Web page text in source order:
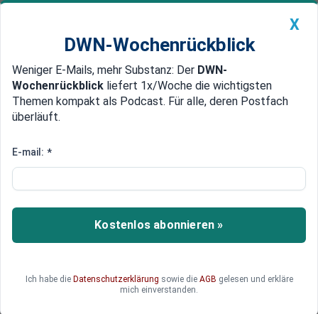
Newsticker MEIN DWN: Geldanlage Premium
Edelmetalle DWN-Magazin China
Nicht Europa ist am Zug,
eine radikale Ideologie vertritt,
darf kein Dialog erfolgen
X
DWN-Wochenrückblick
Weniger E-Mails, mehr Substanz: Der DWN-
Wochenrückblick liefert 1x/Woche die wichtigsten
Themen kompakt als Podcast. Für alle, deren Postfach
überläuft.
E-mail: *
Kostenlos abonnieren »
Ich habe die Datenschutzerklärung sowie die AGB gelesen und erkläre
mich einverstanden.